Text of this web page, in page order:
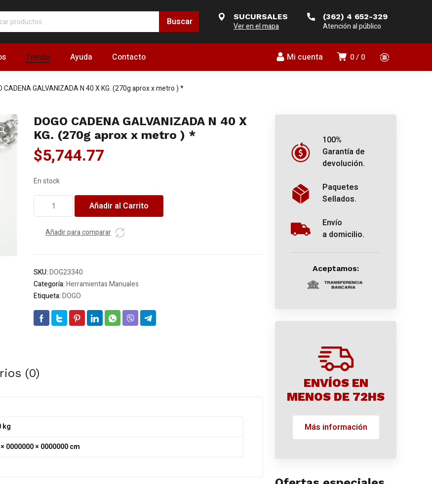
SUCURSALES
Ver en el mapa
(362) 4 652-329
Atención al público
0 0
Mi cuenta
Tienda Ayuda Contacto
CADENA GALVANIZADA N 40 X KG. (270g aprox x metro ) *
DOGO CADENA GALVANIZADA N 40 X
KG. (270g aprox x metro ) *
$5,744.77
En stock
CADENA
(270g
aprox
x
metro
Añadir al Carrito
Añadir para comparar
SKU:DOG23340
Categoría:Herramientas Manuales
Etiqueta:DOGO
(0)
kg
0000000 × 0000000 cm
100%
Garantía de
devolución.
Paquetes
Sellados.
Envío
a domicilio.
Aceptamos:
ENVÍOS EN
MENOS DE 72HS
Más información